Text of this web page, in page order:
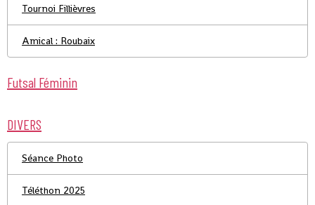
Tournoi Fillièvres
Amical : Roubaix
Futsal Féminin
DIVERS
Séance Photo
Téléthon 2025